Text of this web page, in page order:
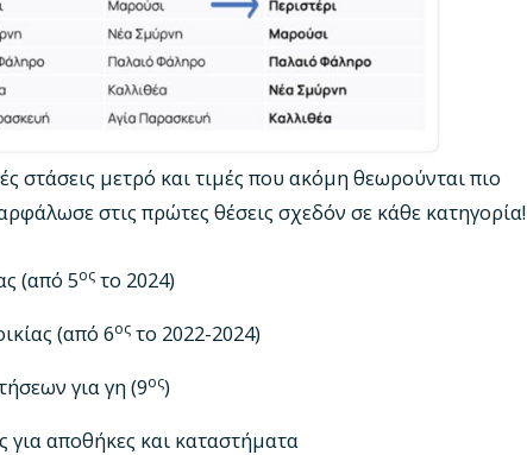
στάσεις μετρό και τιμές που ακόμη θεωρούνται πιο
στις πρώτες θέσεις σχεδόν σε κάθε κατηγορία!
(από 5ος το 2024)
(από 6ος το 2022-2024)
για γη (9ος)
για αποθήκες και καταστήματα